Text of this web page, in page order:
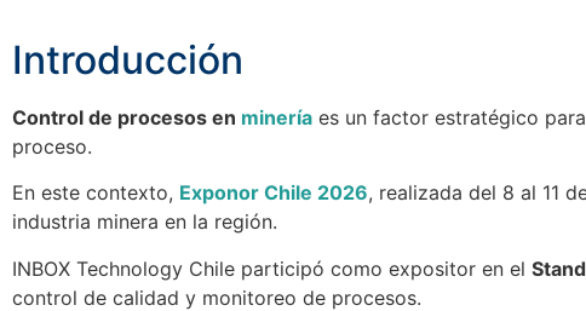
Introducción
Control de procesos en minería es un factor estratégico
proceso.
En este contexto, Exponor Chile 2026, realizada del 8 al 11
industria minera en la región.
INBOX Technology Chile participó como expositor en el
control de calidad y monitoreo de procesos.